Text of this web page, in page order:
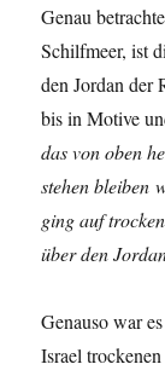
Genau
Schilfmeer, ist
den Jordan der
bis in Motive
das von oben
stehen bleiben
ging auf
über den
Genauso war
Israel